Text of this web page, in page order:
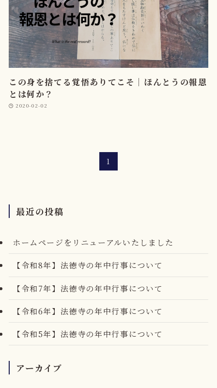
この身を捨てる覚悟ありてこそ｜ほんとうの報恩
とは何か？
2020-02-02
1
最近の投稿
ホームページをリニューアルいたしました
【令和8年】法徳寺の年中行事について
【令和7年】法徳寺の年中行事について
【令和6年】法徳寺の年中行事について
【令和5年】法徳寺の年中行事について
アーカイブ